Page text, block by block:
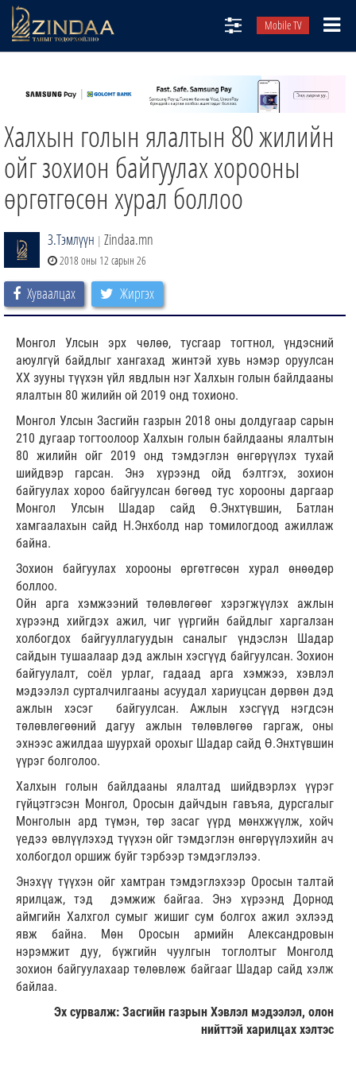
Mobile TV
ТВ8
ӨГЛӨӨНИЙ СОНИН
АУДИО ЗОХИОЛ
Халхын голын ялалтын 80 жилийн
ойг зохион байгуулах хорооны
өргөтгөсөн хурал боллоо
З.Тэмлүүн | Zindaa.mn
2018 оны 12 сарын 26
Хуваалцах Жиргэх
Монгол Улсын эрх чөлөө, тусгаар тогтнол, үндэсний
аюулгүй байдлыг хангахад жинтэй хувь нэмэр оруулсан
XX зууны түүхэн үйл явдлын нэг Халхын голын байлдааны
ялалтын 80 жилийн ой 2019 онд тохионо.
Монгол Улсын Засгийн газрын 2018 оны долдугаар сарын
210 дугаар тогтоолоор Халхын голын байлдааны ялалтын
80 жилийн ойг 2019 онд тэмдэглэн өнгөрүүлэх тухай
шийдвэр гарсан. Энэ хүрээнд ойд бэлтгэх, зохион
байгуулах хороо байгуулсан бөгөөд тус хорооны даргаар
Монгол Улсын Шадар сайд Ө.Энхтүвшин, Батлан
хамгаалахын сайд Н.Энхболд нар томилогдоод ажиллаж
байна.
Зохион байгуулах хорооны өргөтгөсөн хурал өнөөдөр
боллоо.
Ойн арга хэмжээний төлөвлөгөөг хэрэгжүүлэх ажлын
хүрээнд хийгдэх ажил, чиг үүргийн байдлыг харгалзан
холбогдох байгууллагуудын саналыг үндэслэн Шадар
сайдын тушаалаар дэд ажлын хэсгүүд байгуулсан. Зохион
байгуулалт, соёл урлаг, гадаад арга хэмжээ, хэвлэл
мэдээлэл сурталчилгааны асуудал хариуцсан дөрвөн дэд
ажлын хэсэг байгуулсан. Ажлын хэсгүүд нэгдсэн
төлөвлөгөөний дагуу ажлын төлөвлөгөө гаргаж, оны
эхнээс ажилдаа шуурхай орохыг Шадар сайд Ө.Энхтүвшин
үүрэг болголоо.
Халхын голын байлдааны ялалтад шийдвэрлэх үүрэг
гүйцэтгэсэн Монгол, Оросын дайчдын гавъяа, дурсгалыг
Монголын ард түмэн, төр засаг үүрд мөнхжүүлж, хойч
үедээ өвлүүлэхэд түүхэн ойг тэмдэглэн өнгөрүүлэхийн ач
холбогдол оршиж буйг тэрбээр тэмдэглэлээ.
Энэхүү түүхэн ойг хамтран тэмдэглэхээр Оросын талтай
ярилцаж, тэд дэмжиж байгаа. Энэ хүрээнд Дорнод
аймгийн Халхгол сумыг жишиг сум болгох ажил эхлээд
явж байна. Мөн Оросын армийн Александровын
нэрэмжит дуу, бүжгийн чуулгын тоглолтыг Монголд
зохион байгуулахаар төлөвлөж байгааг Шадар сайд хэлж
байлаа.
Эх сурвалж: Засгийн газрын Хэвлэл мэдээлэл, олон
нийттэй харилцах хэлтэс